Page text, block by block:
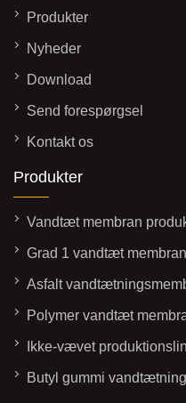
Produkter
Nyheder
Download
Send forespørgsel
Kontakt os
Produkter
Vandtæt membran
Grad 1 vandtæt membran
Asfalt
Polymer vandtæt
Ikke-vævet
Butyl gummi